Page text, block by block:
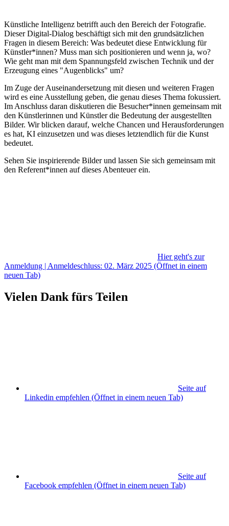
Künstliche Intelligenz betrifft auch den Bereich der Fotografie.
Dieser Digital-Dialog beschäftigt sich mit den grundsätzlichen
Fragen in diesem Bereich: Was bedeutet diese Entwicklung für
Künstler*innen? Muss man sich positionieren und wenn ja, wo?
Wie geht man mit dem Spannungsfeld zwischen Technik und der
Erzeugung eines "Augenblicks" um?
Im Zuge der Auseinandersetzung mit diesen und weiteren Fragen
wird es eine Ausstellung geben, die genau dieses Thema fokussiert.
Im Anschluss daran diskutieren die Besucher*innen gemeinsam mit
den Künstlerinnen und Künstler die Bedeutung der ausgestellten
Bilder. Wir blicken darauf, welche Chancen und Herausforderungen
es hat, KI einzusetzen und was dieses letztendlich für die Kunst
bedeutet.
Sehen Sie inspirierende Bilder und lassen Sie sich gemeinsam mit
den Referent*innen auf dieses Abenteuer ein.
Hier geht's zur
Anmeldung | Anmeldeschluss: 02. März 2025 (Öffnet in einem
neuen Tab)
Vielen Dank fürs Teilen
Seite auf
Linkedin empfehlen (Öffnet in einem neuen Tab)
Seite auf
Facebook empfehlen (Öffnet in einem neuen Tab)